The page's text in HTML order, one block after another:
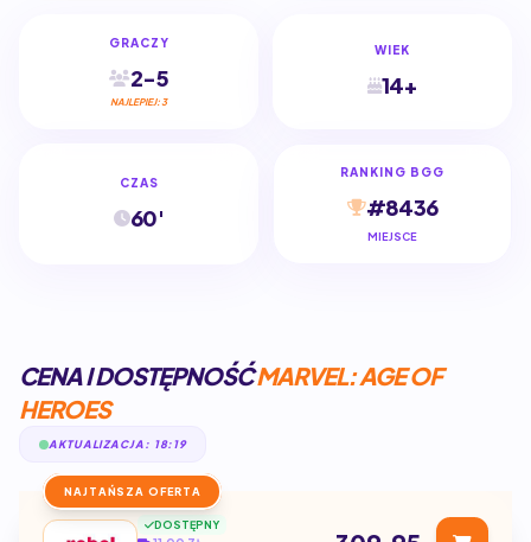
GRACZY
2-5
NAJLEPIEJ: 3
WIEK
14+
CZAS
60'
RANKING BGG
#8436
MIEJSCE
CENA I DOSTĘPNOŚĆMARVEL: AGE OF
HEROES
AKTUALIZACJA: 18:19
NAJTAŃSZA OFERTA
DOSTĘPNY